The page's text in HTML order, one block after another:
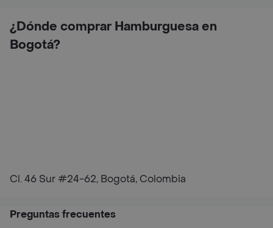
¿Dónde comprar Hamburguesa en
Bogotá?
Cl. 46 Sur #24-62, Bogotá, Colombia
Preguntas frecuentes